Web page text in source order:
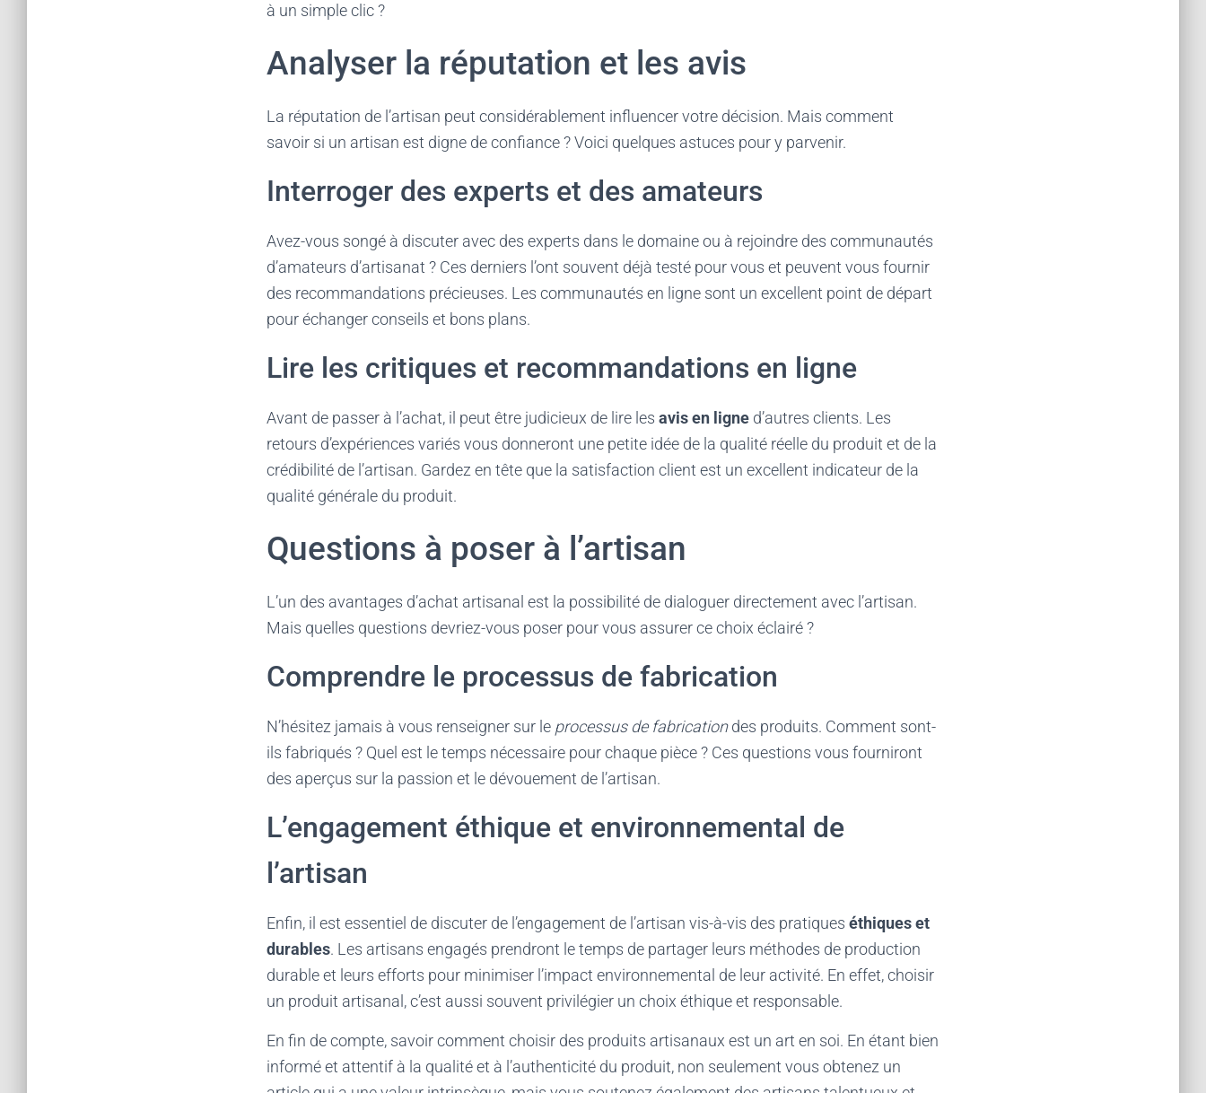
à un simple clic ?
Analyser la réputation et les avis
La réputation de l’artisan peut considérablement influencer votre décision. Mais comment
savoir si un artisan est digne de confiance ? Voici quelques astuces pour y parvenir.
Interroger des experts et des amateurs
Avez-vous songé à discuter avec des experts dans le domaine ou à rejoindre des communautés
d’amateurs d’artisanat ? Ces derniers l’ont souvent déjà testé pour vous et peuvent vous fournir
des recommandations précieuses. Les communautés en ligne sont un excellent point de départ
pour échanger conseils et bons plans.
Lire les critiques et recommandations en ligne
Avant de passer à l’achat, il peut être judicieux de lire les avis en ligne d’autres clients. Les
retours d’expériences variés vous donneront une petite idée de la qualité réelle du produit et de la
crédibilité de l’artisan. Gardez en tête que la satisfaction client est un excellent indicateur de la
qualité générale du produit.
Questions à poser à l’artisan
L’un des avantages d’achat artisanal est la possibilité de dialoguer directement avec l’artisan.
Mais quelles questions devriez-vous poser pour vous assurer ce choix éclairé ?
Comprendre le processus de fabrication
N’hésitez jamais à vous renseigner sur le processus de fabricationdes produits. Comment sont-
ils fabriqués ? Quel est le temps nécessaire pour chaque pièce ? Ces questions vous fourniront
des aperçus sur la passion et le dévouement de l’artisan.
L’engagement éthique et environnemental de
l’artisan
Enfin, il est essentiel de discuter de l’engagement de l’artisan vis-à-vis des pratiques éthiques et
durables. Les artisans engagés prendront le temps de partager leurs méthodes de production
durable et leurs efforts pour minimiser l’impact environnemental de leur activité. En effet, choisir
un produit artisanal, c’est aussi souvent privilégier un choix éthique et responsable.
En fin de compte, savoir comment choisir des produits artisanaux est un art en soi. En étant bien
informé et attentif à la qualité et à l’authenticité du produit, non seulement vous obtenez un